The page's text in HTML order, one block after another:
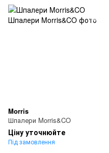
Morris
Шпалери Morris&CO
Ціну уточнюйте
Під замовлення